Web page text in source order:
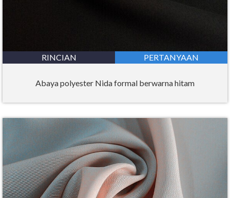
RINCIAN PERTANYAAN
Abaya polyester Nida formal berwarna hitam